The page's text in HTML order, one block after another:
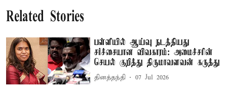
Related Stories
பள்ளியில் ஆய்வு நடத்தியது
சர்ச்சையான விவகாரம்: அமைச்சரின்
செயல் குறித்து திருமாவளவன் கருத்து
தினத்தந்தி 07 Jul 2026